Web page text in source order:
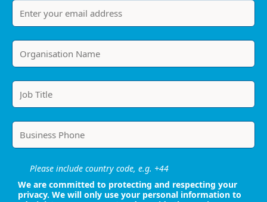
Please include country code, e.g. +44
We are committed to protecting and respecting your
privacy. We will only use your personal information to